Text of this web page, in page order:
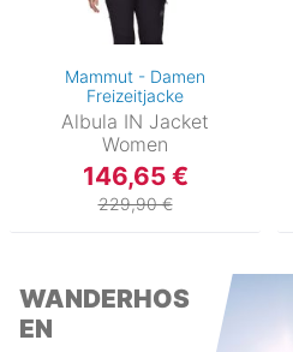
Mammut - Damen
Freizeitjacke
Albula IN Jacket
Women
146,65 €
229,90 €
WANDERHOS
EN